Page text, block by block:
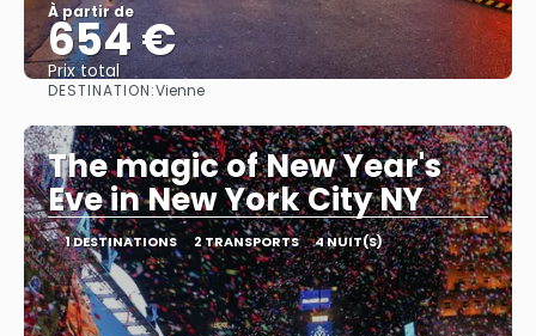
À partir de
654 €
Prix ​​total
DESTINATION:Vienne
The magic of New Year's
Eve in New York City NY
1 DESTINATIONS 2 TRANSPORTS 4 NUIT(S)